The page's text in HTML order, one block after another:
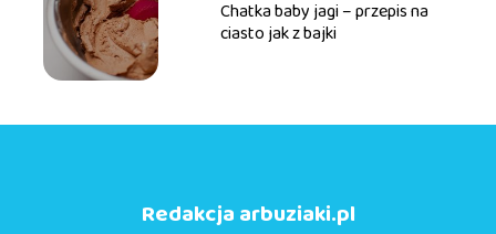
Chatka baby jagi – przepis na
ciasto jak z bajki
Redakcja arbuziaki.pl